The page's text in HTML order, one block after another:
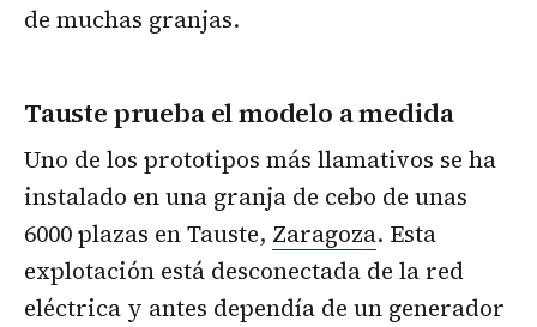
de muchas granjas.
Tauste prueba el modelo a medida
Uno de los prototipos más llamativos se ha
instalado en una granja de cebo de unas
6000 plazas en Tauste, Zaragoza. Esta
explotación está desconectada de la red
eléctrica y antes dependía de un generador